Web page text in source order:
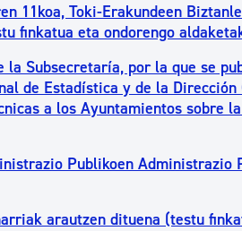
11koa, Toki-Erakundeen
finkatua eta ondorengo
la Subsecretaría, por la que se
de Estadística y de la
a los Ayuntamientos sobre
Publikoen
arautzen dituena (testu